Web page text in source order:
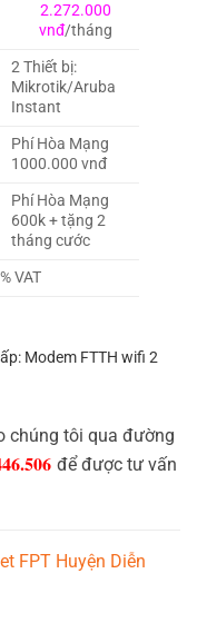
2.272.000
vnđ/tháng
2 Thiết bị:
Mikrotik/Aruba
Instant
Phí Hòa Mạng
1000.000 vnđ
Phí Hòa Mạng
600k + tặng 2
tháng cước
VAT
Modem FTTH wifi 2
chúng tôi qua đường
để được tư vấn
FPT Huyện Diễn